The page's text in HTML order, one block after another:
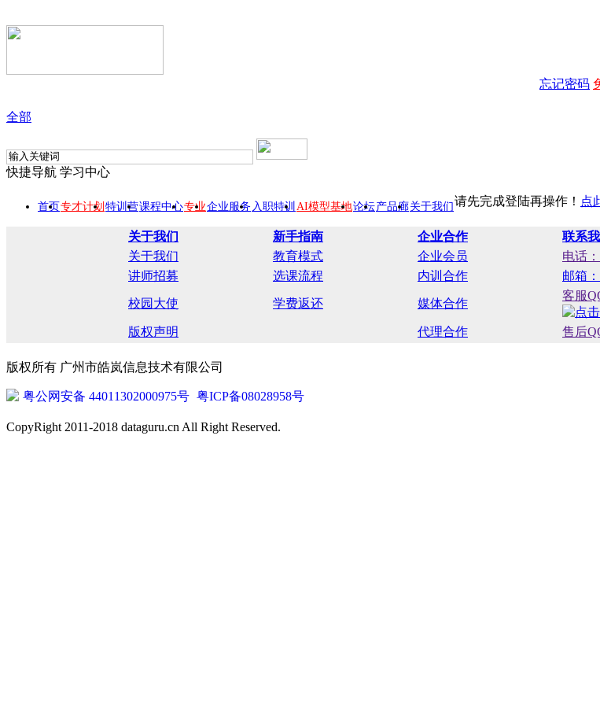
忘记密码
全部
快捷导航 学习中心
首页专才计划 特训营课程中心专业企业服务 入职特训 AI模型基地论坛产品廊关于我们请先完成登陆再操作！ 点
关于我们 新手指南 企业合作 联系
关于我们 教育模式 企业会员
电话
讲师招募
选课流程 内训合作 邮箱
校园大使 学费返还 媒体合作
客服
版权声明 代理合作 售后
版权所有 广州市皓岚信息技术有限公司
粤公网安备 44011302000975号 粤ICP备08028958号
CopyRight 2011-2018 dataguru.cn All Right Reserved.